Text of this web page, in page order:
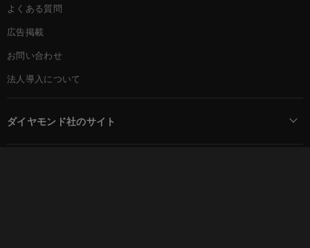
よくある質問
広告掲載
お問い合わせ
法人導入について
ダイヤモンド社のサイト